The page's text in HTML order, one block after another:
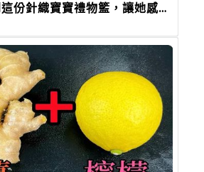
份針織寶寶禮物籃，讓她感動